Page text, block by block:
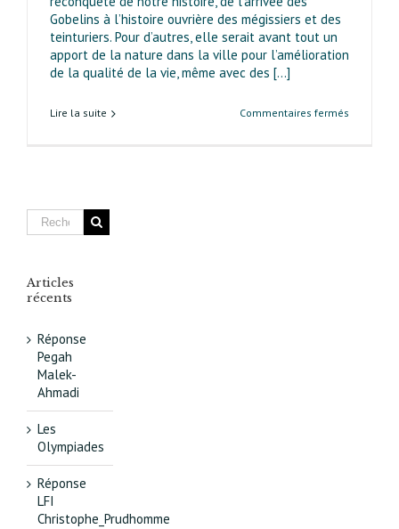
Gobelins à l’histoire ouvrière des mégissiers et des
teinturiers. Pour d’autres, elle serait avant tout un
apport de la nature dans la ville pour l’amélioration
de la qualité de la vie, même avec des [...]
Lire la suite Commentaires fermés
Articles
récents
Réponse
Pegah
Malek-
Ahmadi
Les
Olympiades
Réponse
LFI
Christophe_Prudhomme